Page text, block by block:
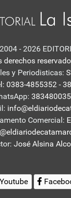
- 2026
derechos
y Periodisticas:
0383-4855352 -
Comercial:
José Alsina
Youtube